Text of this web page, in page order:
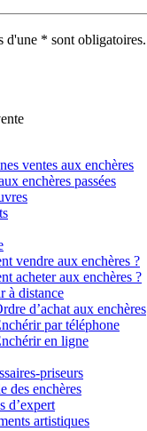
d'une * sont obligatoires.
ventes aux enchères
enchères passées
vendre aux enchères ?
acheter aux enchères ?
à distance
d’achat aux enchères
par téléphone
en ligne
priseurs
des enchères
d’expert
artistiques